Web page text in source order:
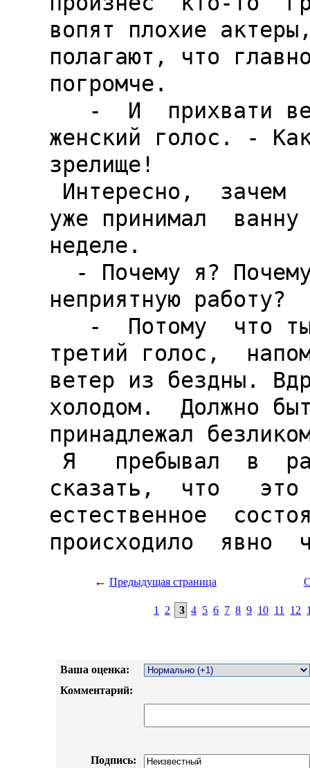
← Предыдущая страница
1 2 3 4 5 6 7 8 9 10 11 12
Ваша оценка:
Комментарий:
Подпись: